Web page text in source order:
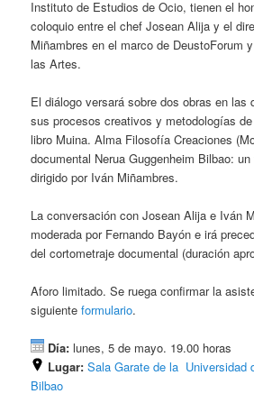
Instituto de Estudios de Ocio, tienen el
coloquio entre el chef Josean Alija y el
Miñambres en el marco de DeustoForum
las Artes.
El diálogo versará sobre dos obras en las
sus procesos creativos y metodologías
libro Muina. Alma Filosofía Creaciones
documental Nerua Guggenheim Bilbao:
dirigido por Iván Miñambres.
La conversación con Josean Alija e Iván
moderada por Fernando Bayón e irá
del cortometraje documental (duración
Aforo limitado. Se ruega confirmar la
siguienteformulario.
Día: lunes, 5 de mayo. 19.00 horas
Lugar: Sala Garate de la Universidad
Bilbao